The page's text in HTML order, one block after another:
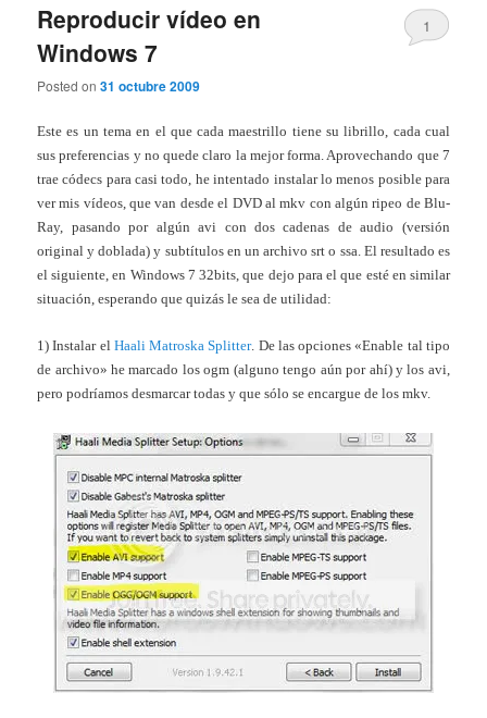
Reproducir vídeo en
Windows 7
Posted on31 octubre 2009
1
Este es un tema en el que cada maestrillo tiene su librillo, cada cual
sus preferencias y no quede claro la mejor forma. Aprovechando que 7
trae códecs para casi todo, he intentado instalar lo menos posible para
ver mis vídeos, que van desde el DVD al mkv con algún ripeo de Blu-
Ray, pasando por algún avi con dos cadenas de audio (versión
original y doblada) y subtítulos en un archivo srt o ssa. El resultado es
el siguiente, en Windows 7 32bits, que dejo para el que esté en similar
situación, esperando que quizás le sea de utilidad:
1) Instalar el Haali Matroska Splitter. De las opciones «Enable tal tipo
de archivo» he marcado los ogm (alguno tengo aún por ahí) y los avi,
pero podríamos desmarcar todas y que sólo se encargue de los mkv.